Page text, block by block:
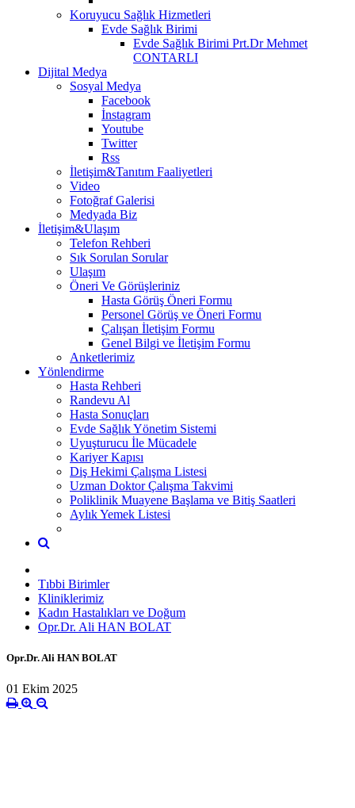
Koruyucu Sağlık Hizmetleri
Evde Sağlık Birimi
Evde Sağlık Birimi Prt.Dr Mehmet
CONTARLI
Dijital Medya
Sosyal Medya
Facebook
İnstagram
Youtube
Twitter
Rss
İletişim&Tanıtım Faaliyetleri
Video
Fotoğraf Galerisi
Medyada Biz
İletişim&Ulaşım
Telefon Rehberi
Sık Sorulan Sorular
Ulaşım
Öneri Ve Görüşleriniz
Hasta Görüş Öneri Formu
Personel Görüş ve Öneri Formu
Çalışan İletişim Formu
Genel Bilgi ve İletişim Formu
Anketlerimiz
Yönlendirme
Hasta Rehberi
Randevu Al
Hasta Sonuçları
Evde Sağlık Yönetim Sistemi
Uyuşturucu İle Mücadele
Kariyer Kapısı
Diş Hekimi Çalışma Listesi
Uzman Doktor Çalışma Takvimi
Poliklinik Muayene Başlama ve Bitiş Saatleri
Aylık Yemek Listesi
Tıbbi Birimler
Kliniklerimiz
Kadın Hastalıkları ve Doğum
Opr.Dr. Ali HAN BOLAT
Opr.Dr. Ali HAN BOLAT
01 Ekim 2025